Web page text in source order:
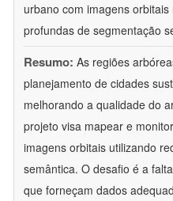
urbano com imagens
profundas de segmentação
Resumo: As regiões
planejamento de cidades
melhorando a qualidade do
projeto visa mapear e
imagens orbitais utilizando
semântica. O desafio é a
que forneçam dados